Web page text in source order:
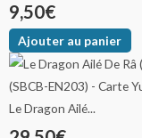
9,50€
Ajouter au panier
Le Dragon Ailé...